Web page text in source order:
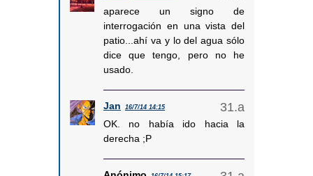
aparece un signo de
interrogación en una vista del
patio...ahí va y lo del agua sólo
dice que tengo, pero no he
usado.
Jan 16/7/14 14:15
OK. no había ido hacia la
derecha ;P